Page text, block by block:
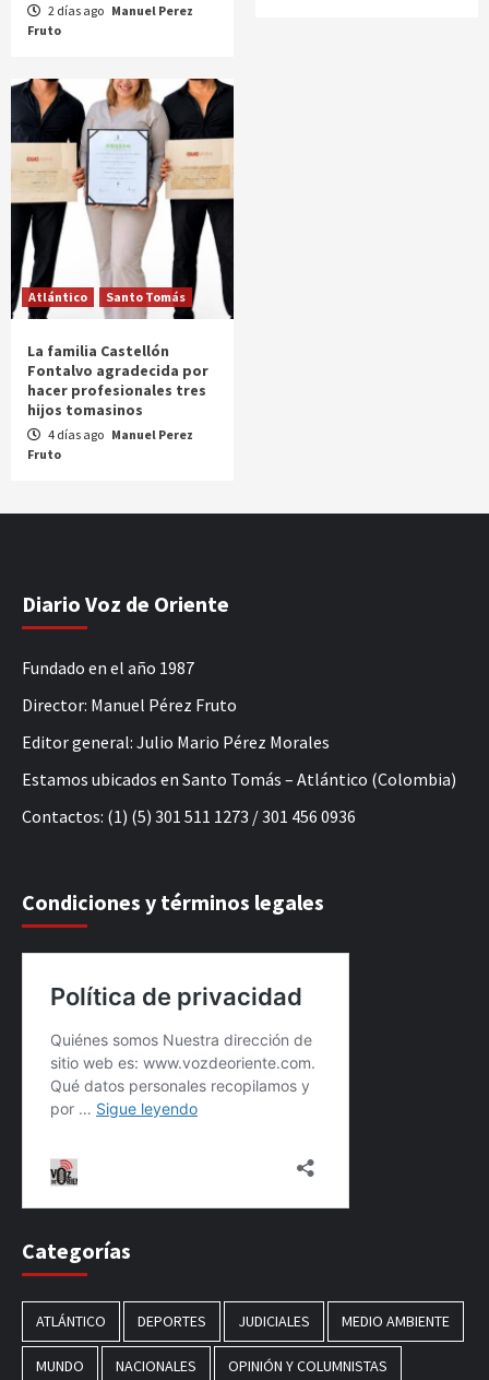
2 días ago Manuel Perez
Fruto
Atlántico Santo Tomás
La familia Castellón
Fontalvo agradecida por
hacer profesionales tres
hijos tomasinos
4 días ago Manuel Perez
Fruto
Diario Voz de Oriente
Fundado en el año 1987
Director: Manuel Pérez Fruto
Editor general: Julio Mario Pérez Morales
Estamos ubicados en Santo Tomás – Atlántico (Colombia)
Contactos: (1) (5) 301 511 1273 / 301 456 0936
Condiciones y términos legales
Categorías
ATLÁNTICO DEPORTES JUDICIALES MEDIO AMBIENTE
MUNDO NACIONALES OPINIÓN Y COLUMNISTAS